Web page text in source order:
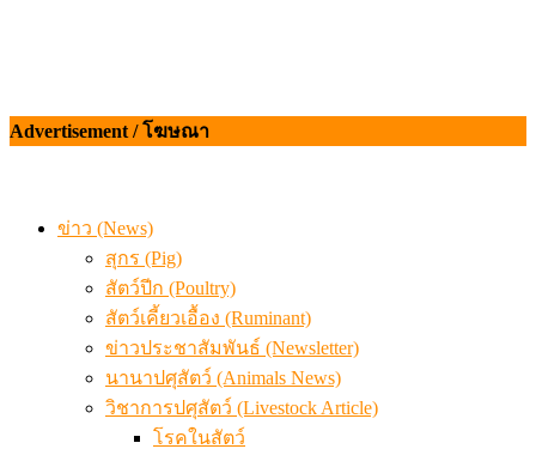
Advertisement / โฆษณา
ข่าว (News)
สุกร (Pig)
สัตว์ปีก (Poultry)
สัตว์เคี้ยวเอื้อง (Ruminant)
ข่าวประชาสัมพันธ์ (Newsletter)
นานาปศุสัตว์ (Animals News)
วิชาการปศุสัตว์ (Livestock Article)
โรคในสัตว์